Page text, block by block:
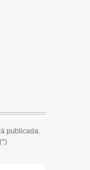
publicada.
*)